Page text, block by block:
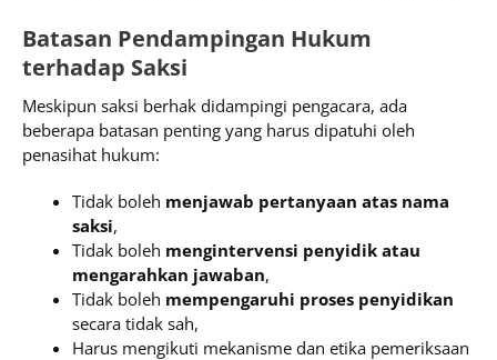
Batasan Pendampingan Hukum
terhadap Saksi
Meskipun saksi berhak didampingi pengacara, ada
beberapa batasan penting yang harus dipatuhi oleh
penasihat hukum:
Tidak boleh menjawab pertanyaan atas nama
saksi,
Tidak boleh mengintervensi penyidik atau
mengarahkan jawaban,
Tidak boleh mempengaruhi proses penyidikan
secara tidak sah,
Harus mengikuti mekanisme dan etika pemeriksaan